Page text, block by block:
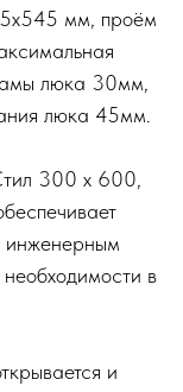
мм, проём
люка 30мм,
люка 45мм.
300 x 600,
инженерным
в
и